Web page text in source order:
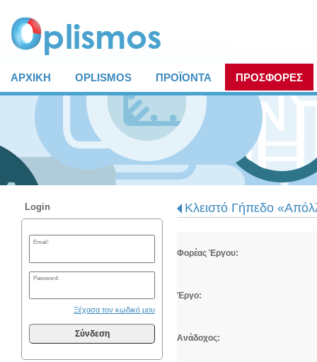
ΑΡΧΙΚΗ OPLISMOS ΠΡΟΪΟΝΤΑ ΠΡΟΣΦΟΡΕΣ
Login
Email:
Password:
Ξέχασα τον κωδικό μου
Σύνδεση
Κλειστό Γήπεδο
Φορέας Έργου:
Έργο:
Ανάδοχος: